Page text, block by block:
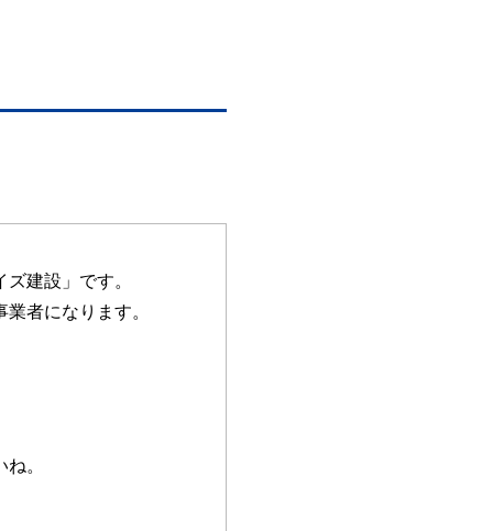
建設」です。
者になります。
。